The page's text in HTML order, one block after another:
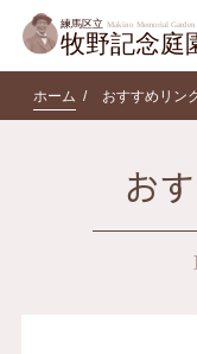
ホーム おすすめリン
お